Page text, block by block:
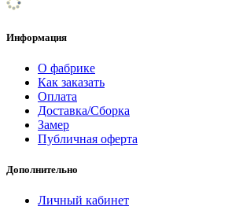
Информация
О фабрике
Как заказать
Оплата
Доставка/Сборка
Замер
Публичная оферта
Дополнительно
Личный кабинет